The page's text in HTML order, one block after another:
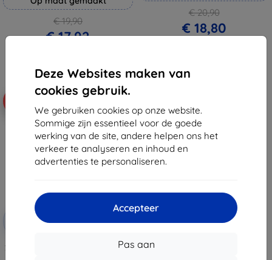
Deze Websites maken van
cookies gebruik.
We gebruiken cookies op onze website.
Sommige zijn essentieel voor de goede
werking van de site, andere helpen ons het
verkeer te analyseren en inhoud en
advertenties te personaliseren.
Accepteer
Pas aan
€ 19,90
€ 17,92
€ 20,90
€ 18,80
met
EXTRA10
3mk Lens Protection Hybrid Lens